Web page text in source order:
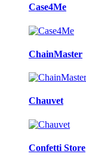
Case4Me
ChainMaster
Chauvet
Confetti Store